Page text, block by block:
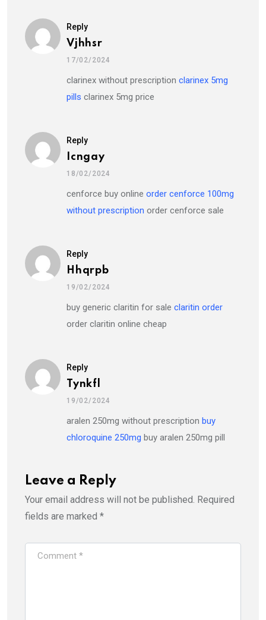
Reply
Vjhhsr
17/02/2024
clarinex without prescription clarinex 5mg
pills clarinex 5mg price
Reply
Icngay
18/02/2024
cenforce buy online order cenforce 100mg
without prescription order cenforce sale
Reply
Hhqrpb
19/02/2024
buy generic claritin for sale claritin order
order claritin online cheap
Reply
Tynkfl
19/02/2024
aralen 250mg without prescription buy
chloroquine 250mg buy aralen 250mg pill
Leave a Reply
Your email address will not be published. Required
fields are marked *